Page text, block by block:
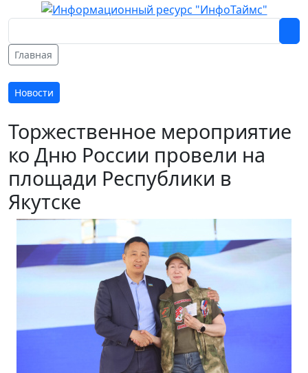
Главная
Новости
Торжественное мероприятие
ко Дню России провели на
площади Республики в
Якутске